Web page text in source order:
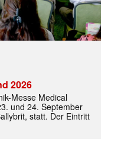
2026
Messe Medical
und 24. September
statt. Der Eintritt